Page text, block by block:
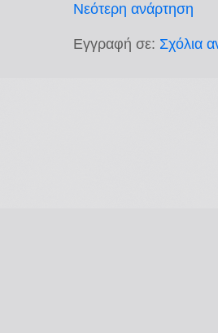
Νεότερη ανάρτηση
Εγγραφή σε: Σχόλια